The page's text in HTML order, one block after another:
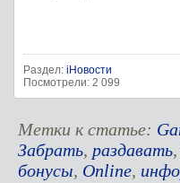
Раздел: iНовости
Посмотрели: 2 099
Метки к статье:
Забрать, раздавать,
бонусы, Online,